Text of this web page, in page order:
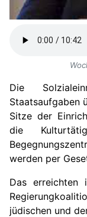
Die
Staatsaufgaben
Sitze der
die
werden per
Das erreichten
jüdischen und